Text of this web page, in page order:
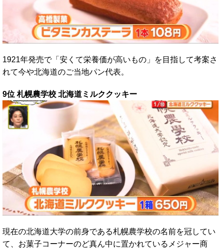
1921年発売で「安くて栄養価が高いもの」を目指して考案さ
れて今や北海道のご当地パン代表。
9位 札幌農学校 北海道ミルククッキー
現在の北海道大学の前身である札幌農学校の名前を冠してい
て、お菓子コーナーのど真ん中に置かれているメジャー商